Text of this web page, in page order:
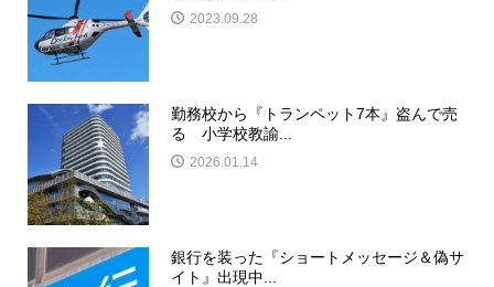
2023.09.28
勤務校から『トランペット7本』盗んで売
る 小学校教諭...
2026.01.14
銀行を装った『ショートメッセージ＆偽サ
イト』出現中...